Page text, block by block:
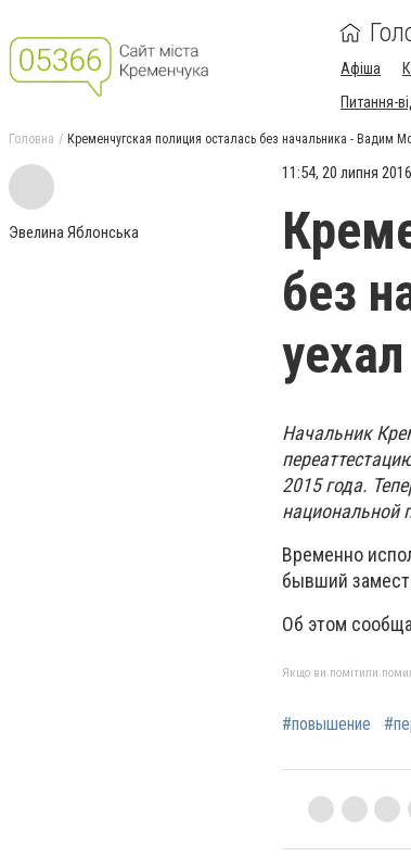
Афіша
Питання-
Головна Кременчугская полиция осталась без начальника - Вадим
Эвелина Яблонська
11:54, 20 липня
без
Начальник
2015 года.
национальной
Временно
бывший
Об этом
Якщо ви помітили
#повышение